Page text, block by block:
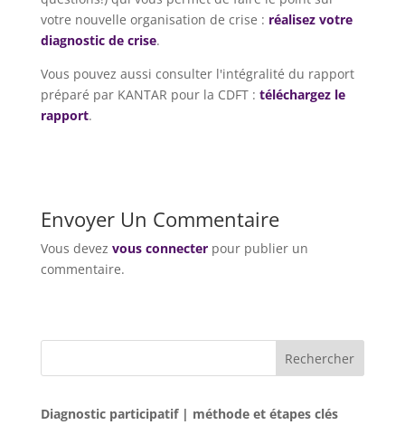
votre nouvelle organisation de crise : réalisez votre
diagnostic de crise.
Vous pouvez aussi consulter l'intégralité du rapport
préparé par KANTAR pour la CDFT : téléchargez le
rapport.
Envoyer Un Commentaire
Vous devez vous connecterpour publier un
commentaire.
Rechercher
Diagnostic participatif | méthode et étapes clés